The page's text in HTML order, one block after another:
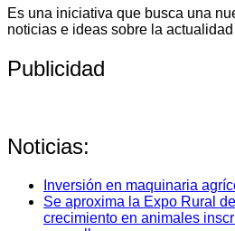
Es una iniciativa que busca una
noticias e ideas sobre la
Publicidad
Noticias:
Inversión en maquinaria
Se aproxima la Expo Rural
crecimiento en animales